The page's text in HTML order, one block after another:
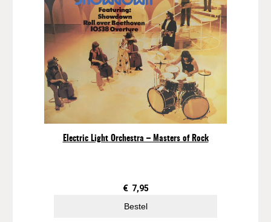
Electric Light Orchestra – Masters of Rock
€ 7,95
Bestel